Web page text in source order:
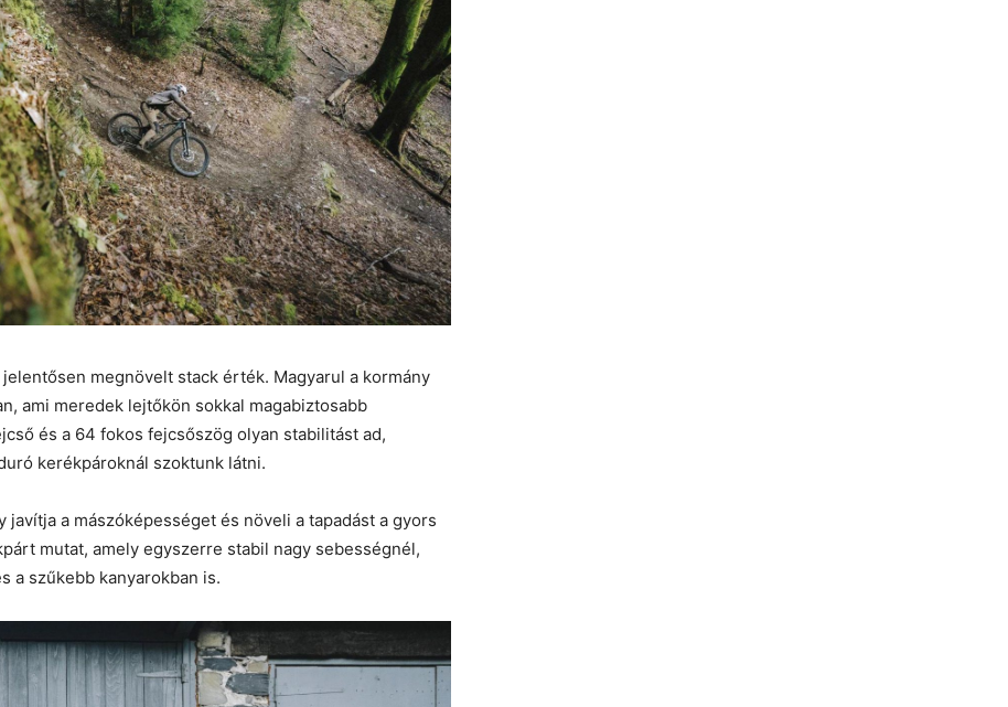
megnövelt stack érték. Magyarul a kormány
ami meredek lejtőkön sokkal magabiztosabb
és a 64 fokos fejcsőszög olyan stabilitást ad,
kerékpároknál szoktunk látni.
a mászóképességet és növeli a tapadást a gyors
mutat, amely egyszerre stabil nagy sebességnél,
a szűkebb kanyarokban is.